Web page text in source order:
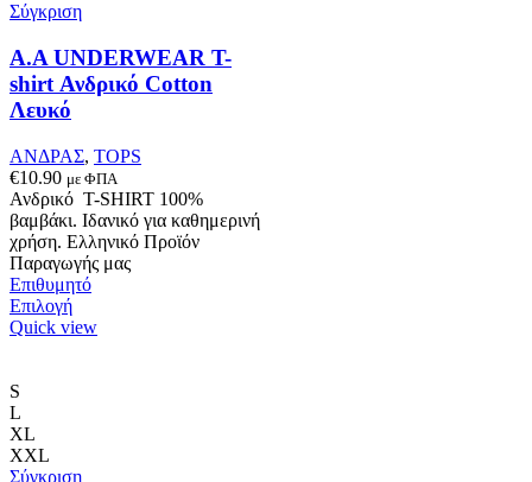
να
στη
σελίδα
του
Σύγκριση
Α.A UNDERWEAR T-
shirt Ανδρικό Cotton
Λευκό
ΑΝΔΡΑΣ, TOPS
€10.90 με ΦΠΑ
Ανδρικό T-SHIRT 100%
βαμβάκι. Ιδανικό για καθημερινή
χρήση. Ελληνικό Προϊόν
Παραγωγής μας
Επιθυμητό
ΕπιλογήΑυτό
το
μπορούν
Quick view
S
L
XL
XXL
Σύγκριση